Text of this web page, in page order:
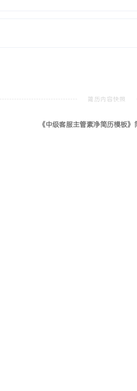
内可支持业务增长而无
服务流程优化项目，通过
规模团队，通过明确的
，人员稳定性高于行业
键项目，善于识别服务
率提升显著。数据应
曾通过人力动态调配与
协同：具备较强的跨部
团队服务一致性与客户
《中级客服主管素净简历模板